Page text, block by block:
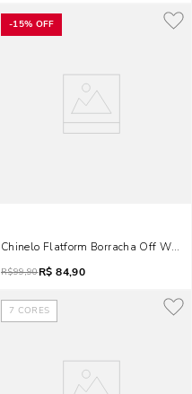
-15% OFF
Chinelo Flatform Borracha Off White
R$99,90R$ 84,90
7 CORES